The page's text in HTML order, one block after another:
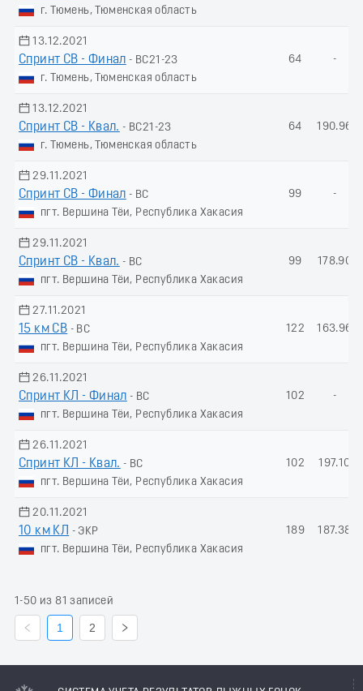
г. Тюмень, Тюменская область
13.12.2021
Спринт СВ - Финал - ВС21-23
г. Тюмень, Тюменская область
64 -
13.12.2021
Спринт СВ - Квал. - ВС21-23
г. Тюмень, Тюменская область
64 190.96
29.11.2021
Спринт СВ - Финал - ВС
пгт. Вершина Тёи, Республика Хакасия
99 -
29.11.2021
Спринт СВ - Квал. - ВС
пгт. Вершина Тёи, Республика Хакасия
99 178.90
27.11.2021
15 км СВ - ВС
пгт. Вершина Тёи, Республика Хакасия
122 163.96
26.11.2021
Спринт КЛ - Финал - ВС
пгт. Вершина Тёи, Республика Хакасия
102 -
26.11.2021
Спринт КЛ - Квал. - ВС
пгт. Вершина Тёи, Республика Хакасия
102 197.10
20.11.2021
10 км КЛ
- ЭКР
пгт. Вершина Тёи, Республика Хакасия
189 187.38
1-50 из 81 записей
1 2